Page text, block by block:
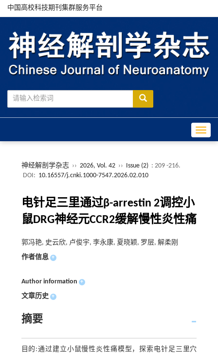
中国高校科技期刊集群服务平台
神经解剖学杂志 ›› 2026, Vol. 42 ›› Issue (2) : 209 -216.
DOI: 10.16557/j.cnki.1000-7547.2026.02.010
电针足三里通过β-arrestin 2调控小
鼠DRG神经元CCR2缓解慢性炎性痛
郭冯艳, 史云欣, 卢俊宇, 李永康, 夏晓颖, 罗层, 解柔刚
作者信息 +
Author information +
文章历史 +
摘要
目的:通过建立小鼠慢性炎性痛模型，探索电针足三里穴